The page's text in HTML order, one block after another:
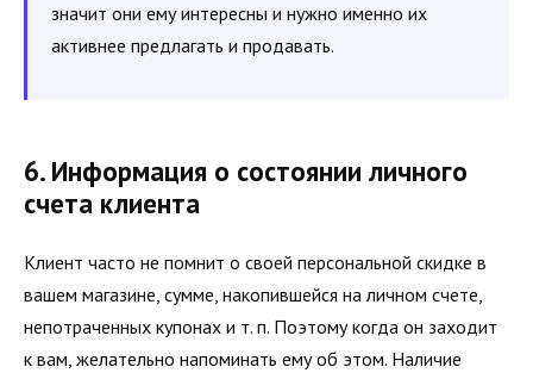
значит они ему интересны и нужно именно их
активнее предлагать и продавать.
6. Информация о состоянии личного
счета клиента
Клиент часто не помнит о своей персональной скидке в
вашем магазине, сумме, накопившейся на личном счете,
непотраченных купонах и т. п. Поэтому когда он заходит
к вам, желательно напоминать ему об этом. Наличие